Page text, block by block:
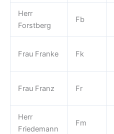
Herr
Forstberg
Fb
Frau Franke Fk
Frau Franz Fr
Herr
Friedemann
Fm